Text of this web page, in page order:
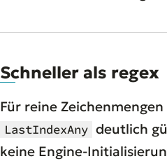
Schneller als regex
Für reine
LastIndexAny deutlich
keine Engine-